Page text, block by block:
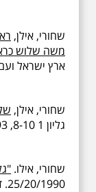
שחורי, אילן,
משה שלוש
ארץ ישראל ועם
שחורי, אילן,
גליון 1 8-10, 1993
שחורי, אילו.
25/20/1990. דף 6ב'